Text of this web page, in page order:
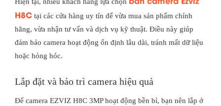
H8C tại các cửa hàng uy tín để vừa mua sản phẩm chính
hãng, vừa nhận tư vấn và dịch vụ kỹ thuật. Điều này giúp
đảm bảo camera hoạt động ổn định lâu dài, tránh mất dữ liệu
hoặc hỏng hóc.
Lắp đặt và bảo trì camera hiệu quả
Để camera EZVIZ H8C 3MP hoạt động bền bỉ, bạn nên lắp ở